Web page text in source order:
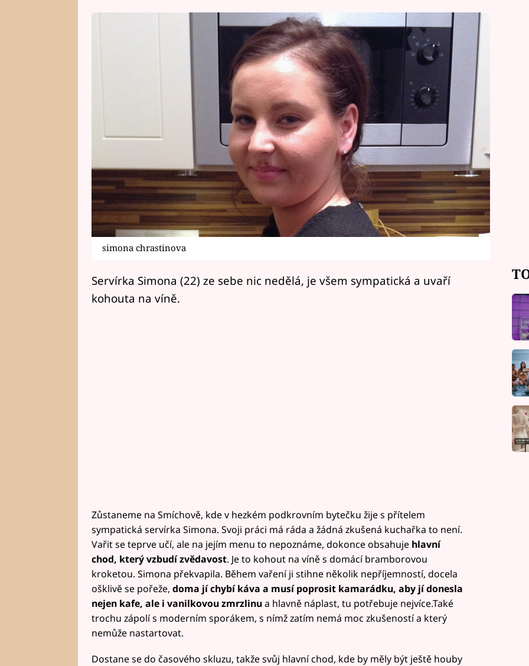
simona chrastinova
Servírka Simona (22) ze sebe nic nedělá, je všem sympatická a uvaří
kohouta na víně.
Zůstaneme na Smíchově, kde v hezkém podkrovním bytečku žije s přítelem
sympatická servírka Simona. Svoji práci má ráda a žádná zkušená kuchařka to není.
Vařit se teprve učí, ale na jejím menu to nepoznáme, dokonce obsahuje hlavní
chod, který vzbudí zvědavost. Je to kohout na víně s domácí bramborovou
kroketou. Simona překvapila. Během vaření ji stihne několik nepříjemností, docela
ošklivě se pořeže, doma jí chybí káva a musí poprosit kamarádku, aby jí donesla
nejen kafe, ale i vanilkovou zmrzlinua hlavně náplast, tu potřebuje nejvíce.Také
trochu zápolí s moderním sporákem, s nímž zatím nemá moc zkušeností a který
nemůže nastartovat.
Dostane se do časového skluzu, takže svůj hlavní chod, kde by měly být ještě houby